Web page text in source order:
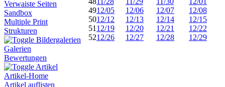
Verwaiste Seiten
Sandbox
Multiple Print
Strukturen
Bildergalerien
Galerien
Bewertungen
Artikel
Artikel-Home
Artikel auflisten
4912/05 12/06 12/07
12/08
5012/12 12/13 12/14
12/15
51 12/19 12/20 12/21
12/22
5212/26 12/27 12/28 12/29